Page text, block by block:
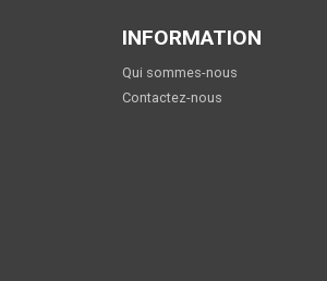
INFORMATION
Qui sommes-nous
Contactez-nous